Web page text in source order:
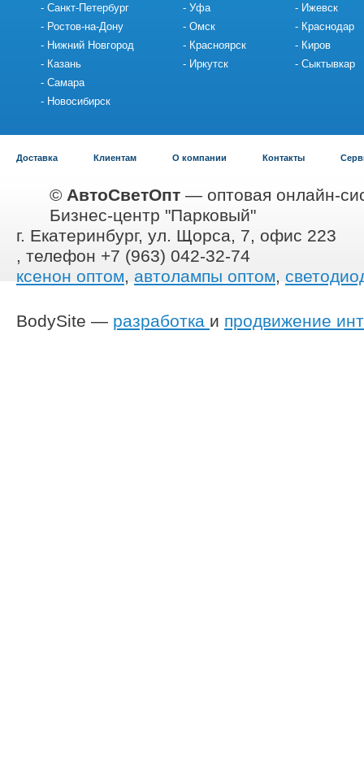
Санкт-Петербург
Ростов-на-Дону
Нижний Новгород
Казань
Самара
Новосибирск
Уфа
Омск
Красноярск
Иркутск
Ижевск
Краснодар
Киров
Сыктывкар
Доставка Клиентам О компании Контакты
© АвтоСветОпт — оптовая онлайн-
Бизнес-центр "Парковый"
г. Екатеринбург, ул. Щорса, 7, офис 223
, телефон +7 (963) 042-32-74
ксенон оптом, автолампы оптом,
BodySite — разработка и продвижение